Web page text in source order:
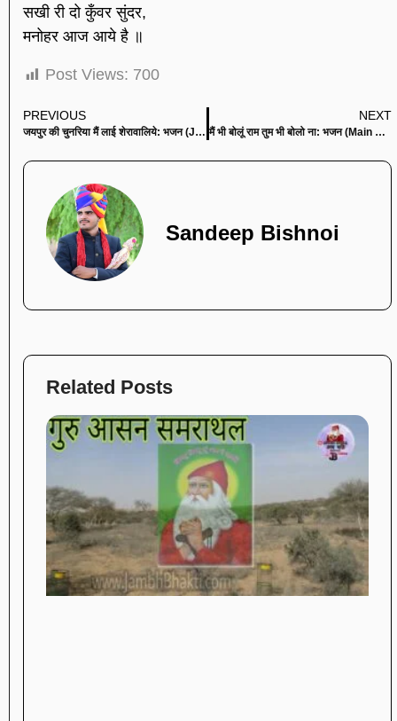
सखी री दो कुँवर सुंदर,
मनोहर आज आये है ॥
Post Views: 700
PREVIOUS
जयपुर की चुनरिया मैं लाई शेरावालिये: भजन (Jaipur Ki Chunariya Me Layi Sherawaliye)
NEXT
मैं भी बोलूं राम तुम भी बोलो ना: भजन (Main Bhi Bolun Ram Tum Bhi Bolo Na)
Sandeep Bishnoi
Related Posts